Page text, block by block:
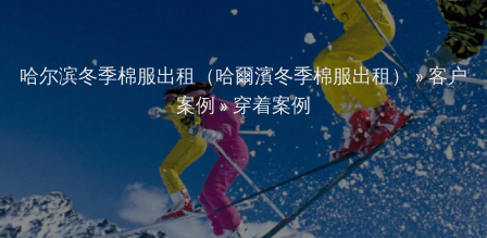
哈尔滨冬季棉服出租（哈爾濱冬季棉服出租）»客户
案例»穿着案例